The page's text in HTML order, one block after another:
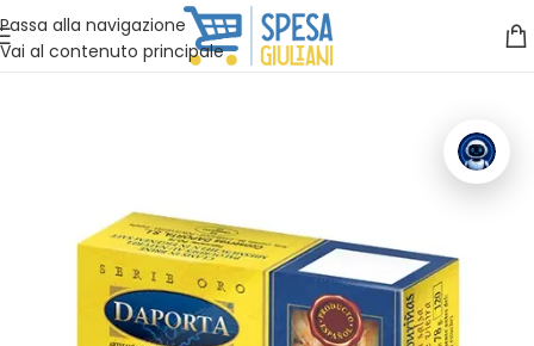
Passa alla navigazione
Vai al contenuto principale
Vuoi assistenza?Clicca qui e ti richiamiamo noi